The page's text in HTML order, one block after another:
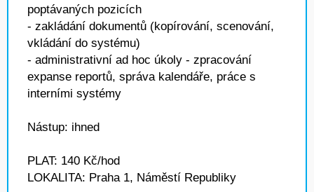
poptávaných pozicích
- zakládání dokumentů (kopírování, scenování,
vkládání do systému)
- administrativní ad hoc úkoly - zpracování
expanse reportů, správa kalendáře, práce s
interními systémy
Nástup: ihned
PLAT: 140 Kč/hod
LOKALITA: Praha 1, Náměstí Republiky